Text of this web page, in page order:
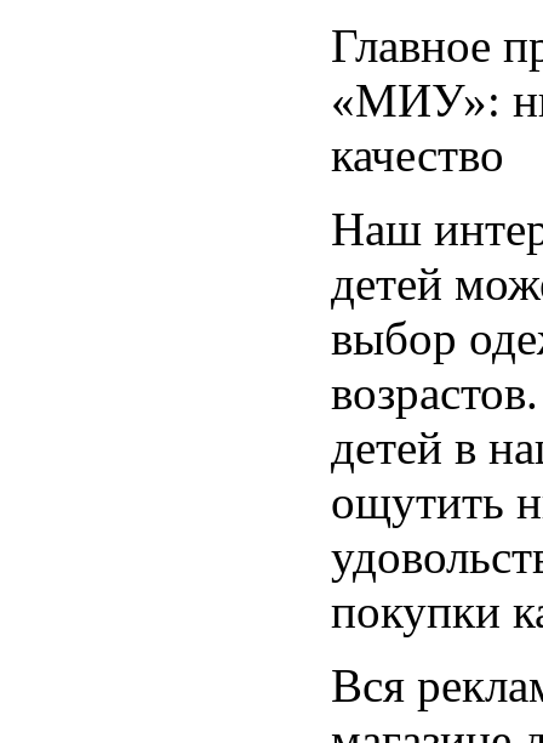
Главное
«МИУ»:
качество
Наш
детей
выбор
детей в
ощутить
покупки
Вся